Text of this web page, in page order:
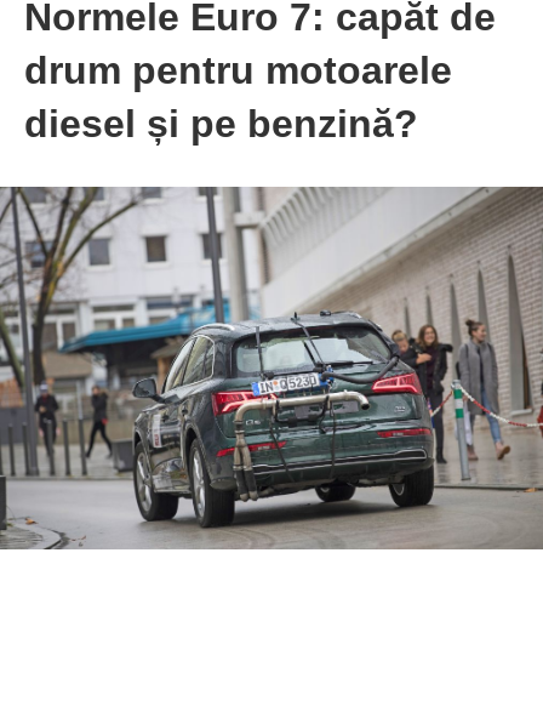
Normele Euro 7: capăt de
drum pentru motoarele
diesel și pe benzină?